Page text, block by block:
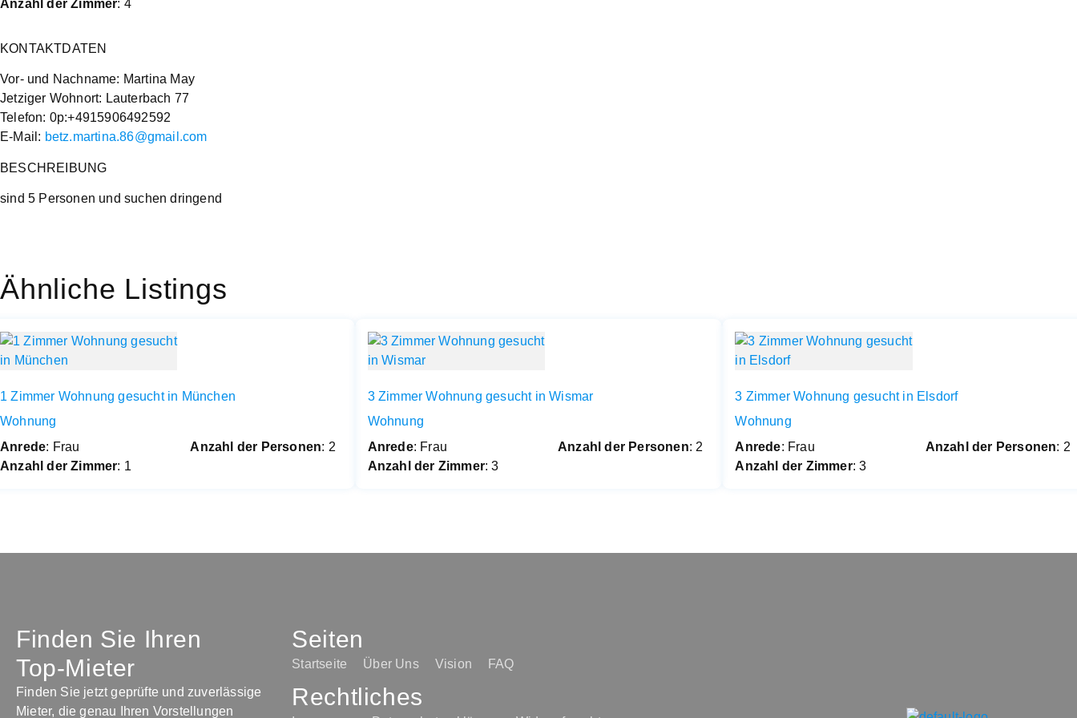
Anzahl der Zimmer: 4
KONTAKTDATEN
Vor- und Nachname: Martina May
Jetziger Wohnort: Lauterbach 77
Telefon: 0p:+4915906492592
E-Mail: betz.martina.86@gmail.com
BESCHREIBUNG
sind 5 Personen und suchen dringend
Ähnliche Listings
1 Zimmer Wohnung gesucht in München
Wohnung
Anrede: Frau Anzahl der Personen: 2
Anzahl der Zimmer: 1
3 Zimmer Wohnung gesucht in Wismar
Wohnung
Anrede: Frau Anzahl der Personen: 2
Anzahl der Zimmer: 3
3 Zimmer Wohnung gesucht in Elsdorf
Wohnung
Anrede: Frau Anzahl der Personen: 2
Anzahl der Zimmer: 3
Finden Sie Ihren
Top-Mieter
Finden Sie jetzt geprüfte und zuverlässige
Mieter, die genau Ihren Vorstellungen
Seiten
Startseite Über Uns Vision FAQ
Rechtliches